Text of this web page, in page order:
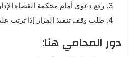
رفع دعوى أمام محكمة القضاء
طلب وقف تنفيذ القرار إذا ترتب
دور المحامي هنا: